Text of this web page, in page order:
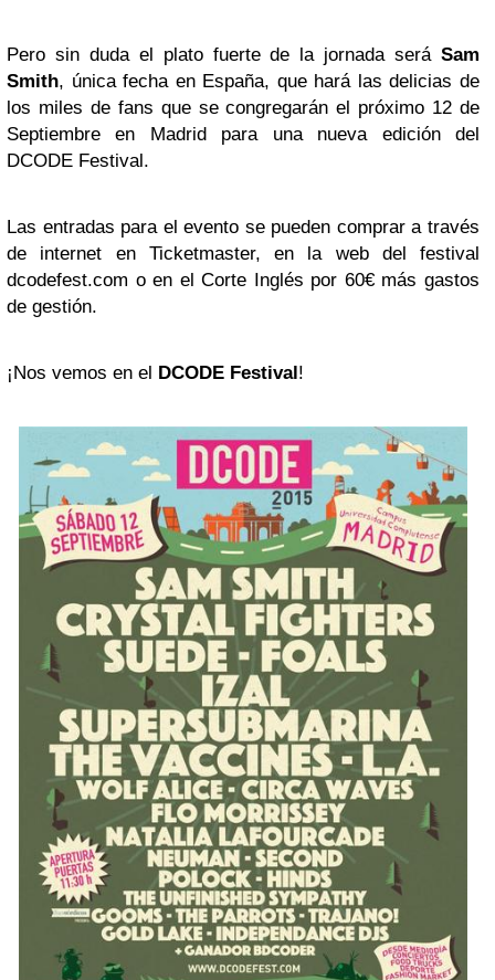
Pero sin duda el plato fuerte de la jornada será Sam
Smith, única fecha en España, que hará las delicias de
los miles de fans que se congregarán el próximo 12 de
Septiembre en Madrid para una nueva edición del
DCODE Festival.
Las entradas para el evento se pueden comprar a través
de internet en Ticketmaster, en la web del festival
dcodefest.com o en el Corte Inglés por 60€ más gastos
de gestión.
¡Nos vemos en el DCODE Festival!